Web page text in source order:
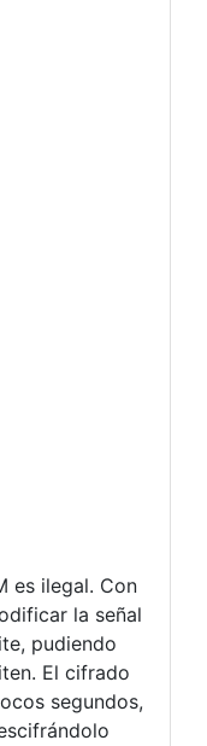
es ilegal. Con
la señal
pudiendo
El cifrado
segundos,